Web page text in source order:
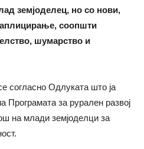
земјоделец, но со нови,
соопшти
шумарство и
согласно Одлуката што ја
Програмата за рурален развој
на млади земјоделци за